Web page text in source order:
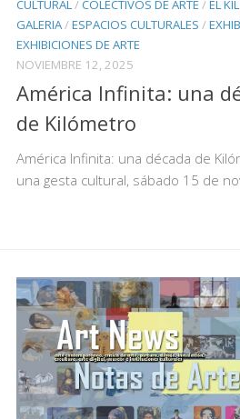
CULTURAL/COLECTIVOS DE ARTE /EL
GALERIA/ESPACIOS CULTURALES /
EXHIBICIONES DE ARTE
NOVIEMBRE 12, 2025
América Infinita: una
de Kilómetro
América Infinita: una década de
una gesta cultural, sábado 15 de